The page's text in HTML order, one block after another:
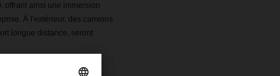
offrant ainsi une immersion
À l'extérieur, des camions
longue distance, seront